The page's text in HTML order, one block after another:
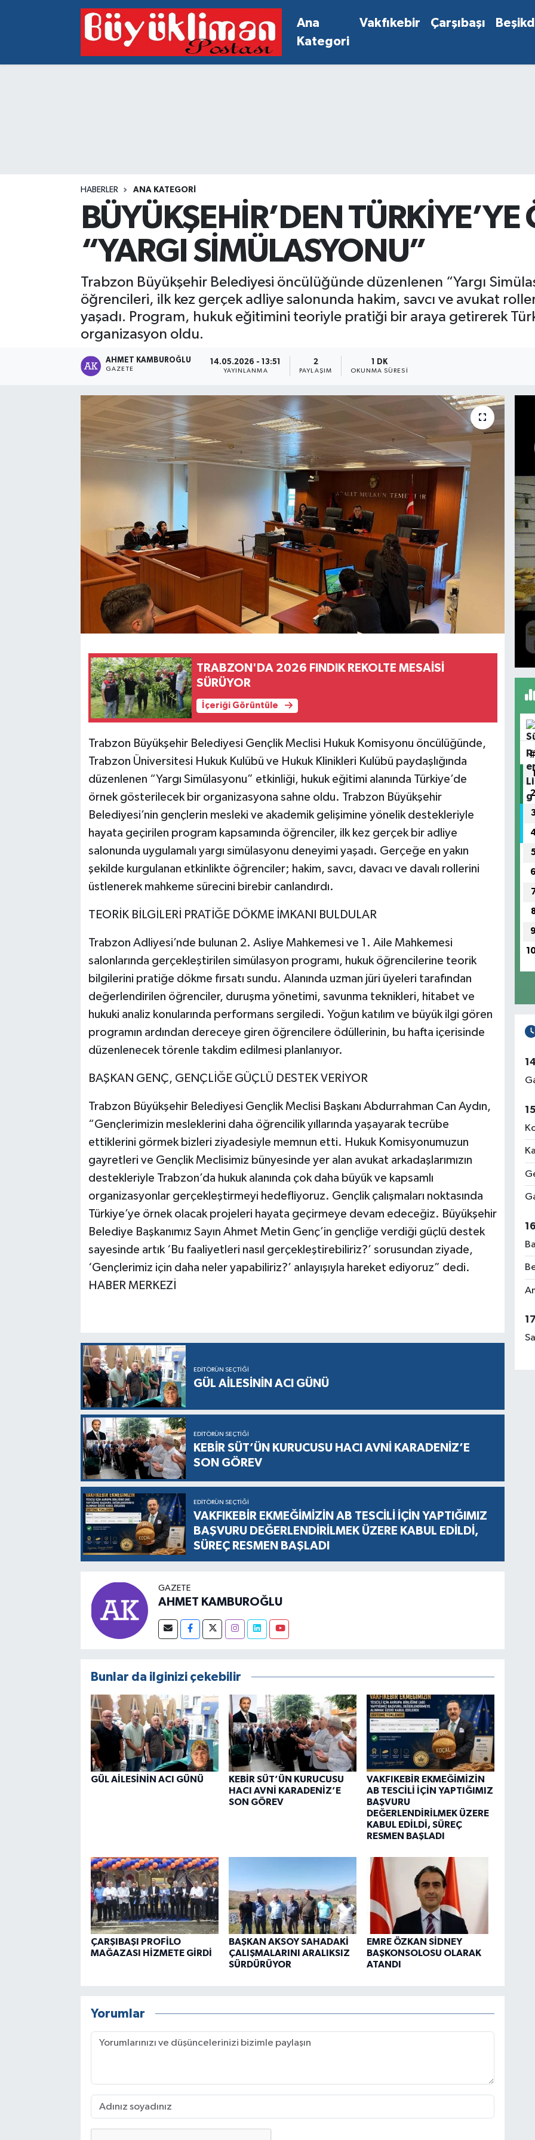
Ana
Kategori
Vakfıkebir Çarşıbaşı
HABERLER ANA KATEGORI
BÜYÜKŞEHİR’DEN TÜRKİYE’YE
“YARGI SİMÜLASYONU”
Trabzon Büyükşehir Belediyesi öncülüğünde düzenlenen “Yargı
öğrencileri, ilk kez gerçek adliye salonunda hakim, savcı ve avukat
yaşadı. Program, hukuk eğitimini teoriyle pratiği bir araya getirerek
organizasyon oldu.
AHMET KAMBUROĞLU
GAZETE
14.05.2026 - 13:51
YAYINLANMA
2
PAYLAŞIM
1 DK
OKUNMA SÜRESI
TRABZON'DA 2026 FINDIK REKOLTE MESAİSİ
SÜRÜYOR
İçeriği Görüntüle
Trabzon Büyükşehir Belediyesi Gençlik Meclisi Hukuk Komisyonu öncülüğünde,
Trabzon Üniversitesi Hukuk Kulübü ve Hukuk Klinikleri Kulübü paydaşlığında
düzenlenen “Yargı Simülasyonu” etkinliği, hukuk eğitimi alanında Türkiye’de
örnek gösterilecek bir organizasyona sahne oldu. Trabzon Büyükşehir
Belediyesi’nin gençlerin mesleki ve akademik gelişimine yönelik destekleriyle
hayata geçirilen program kapsamında öğrenciler, ilk kez gerçek bir adliye
salonunda uygulamalı yargı simülasyonu deneyimi yaşadı. Gerçeğe en yakın
şekilde kurgulanan etkinlikte öğrenciler; hakim, savcı, davacı ve davalı rollerini
üstlenerek mahkeme sürecini birebir canlandırdı.
TEORİK BİLGİLERİ PRATİĞE DÖKME İMKANI BULDULAR
Trabzon Adliyesi’nde bulunan 2. Asliye Mahkemesi ve 1. Aile Mahkemesi
salonlarında gerçekleştirilen simülasyon programı, hukuk öğrencilerine teorik
bilgilerini pratiğe dökme fırsatı sundu. Alanında uzman jüri üyeleri tarafından
değerlendirilen öğrenciler, duruşma yönetimi, savunma teknikleri, hitabet ve
hukuki analiz konularında performans sergiledi. Yoğun katılım ve büyük ilgi gören
programın ardından dereceye giren öğrencilere ödüllerinin, bu hafta içerisinde
düzenlenecek törenle takdim edilmesi planlanıyor.
BAŞKAN GENÇ, GENÇLİĞE GÜÇLÜ DESTEK VERİYOR
Trabzon Büyükşehir Belediyesi Gençlik Meclisi Başkanı Abdurrahman Can Aydın,
“Gençlerimizin mesleklerini daha öğrencilik yıllarında yaşayarak tecrübe
ettiklerini görmek bizleri ziyadesiyle memnun etti. Hukuk Komisyonumuzun
gayretleri ve Gençlik Meclisimiz bünyesinde yer alan avukat arkadaşlarımızın
destekleriyle Trabzon’da hukuk alanında çok daha büyük ve kapsamlı
organizasyonlar gerçekleştirmeyi hedefliyoruz. Gençlik çalışmaları noktasında
Türkiye’ye örnek olacak projeleri hayata geçirmeye devam edeceğiz. Büyükşehir
Belediye Başkanımız Sayın Ahmet Metin Genç’in gençliğe verdiği güçlü destek
sayesinde artık ‘Bu faaliyetleri nasıl gerçekleştirebiliriz?’ sorusundan ziyade,
‘Gençlerimiz için daha neler yapabiliriz?’ anlayışıyla hareket ediyoruz” dedi.
HABER MERKEZİ
EDITÖRÜN SEÇTIĞI
GÜL AİLESİNİN ACI GÜNÜ
EDITÖRÜN SEÇTIĞI
KEBİR SÜT’ÜN KURUCUSU HACI AVNİ KARADENİZ’E
SON GÖREV
EDITÖRÜN SEÇTIĞI
VAKFIKEBİR EKMEĞİMİZİN AB TESCİLİ İÇİN YAPTIĞIMIZ
BAŞVURU DEĞERLENDİRİLMEK ÜZERE KABUL EDİLDİ,
SÜREÇ RESMEN BAŞLADI
GAZETE
AHMET KAMBUROĞLU
Bunlar da ilginizi çekebilir
GÜL AİLESİNİN ACI GÜNÜ
KEBİR SÜT’ÜN KURUCUSU
HACI AVNİ KARADENİZ’E
SON GÖREV
VAKFIKEBİR EKMEĞİMİZİN
AB TESCİLİ İÇİN YAPTIĞIMIZ
BAŞVURU
DEĞERLENDİRİLMEK ÜZERE
KABUL EDİLDİ, SÜREÇ
RESMEN BAŞLADI
ÇARŞIBAŞI PROFİLO
MAĞAZASI HİZMETE GİRDİ
BAŞKAN AKSOY SAHADAKİ
ÇALIŞMALARINI ARALIKSIZ
SÜRDÜRÜYOR
EMRE ÖZKAN SİDNEY
BAŞKONSOLOSU OLARAK
ATANDI
Yorumlar
#
1
2
6
9
Vakfıkebir Hava Durumu